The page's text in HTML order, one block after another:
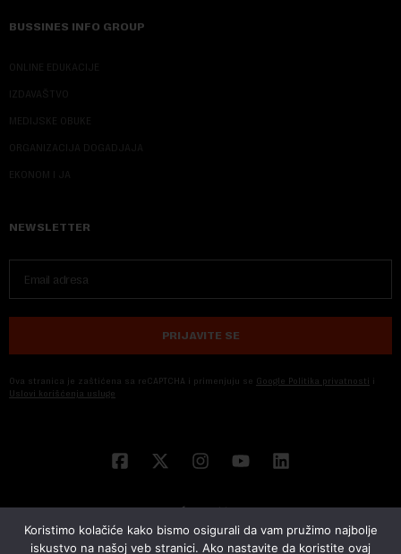
BUSSINES INFO GROUP
ONLINE EDUKACIJE
IZDAVAŠTVO
MEDIJSKE OBUKE
ORGANIZACIJA DOGADJAJA
EKONOM I JA
NEWSLETTER
PRIJAVITE SE
Ova stranica je zaštićena sa reCAPTCHA i primenjuju se Google Politika privatnosti i
Uslovi korišćenja usluge
Koristimo kolačiće kako bismo osigurali da vam pružimo najbolje
iskustvo na našoj veb stranici. Ako nastavite da koristite ovaj